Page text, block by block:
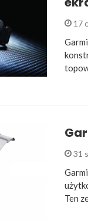
17
31
Ten